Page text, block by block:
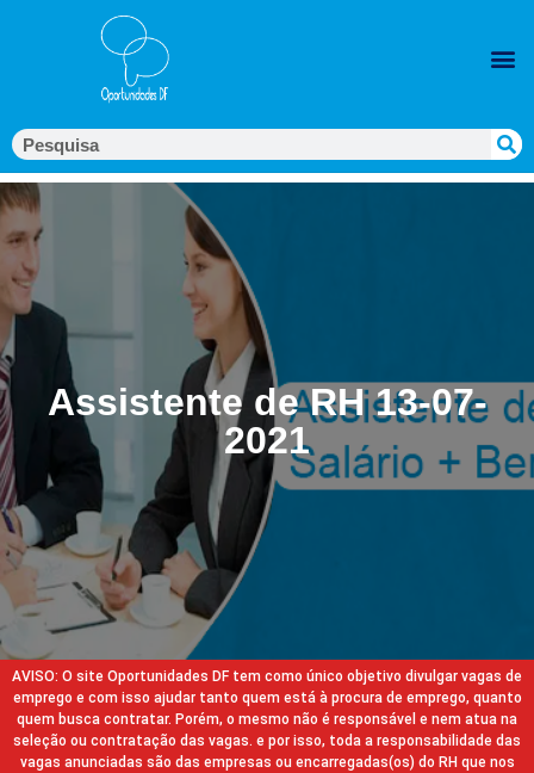
Assistente de RH 13-07-
2021
AVISO: O site Oportunidades DF tem como único objetivo divulgar vagas de
emprego e com isso ajudar tanto quem está à procura de emprego, quanto
quem busca contratar. Porém, o mesmo não é responsável e nem atua na
seleção ou contratação das vagas. e por isso, toda a responsabilidade das
vagas anunciadas são das empresas ou encarregadas(os) do RH que nos